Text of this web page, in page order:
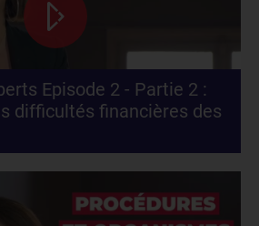
Episode 2 - Partie 2 :
difficultés financières des